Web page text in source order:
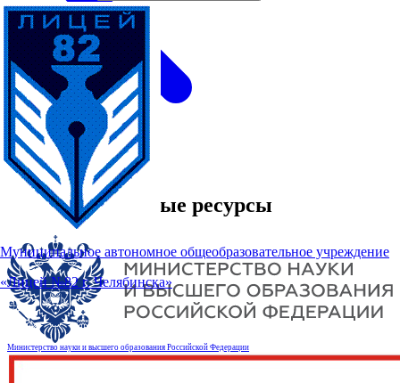
Муниципальное автономное общеобразовательное учреждение
«Лицей №82 г. Челябинска»
Все новости
Информационные ресурсы
Министерство науки и высшего образования Российской Федерации